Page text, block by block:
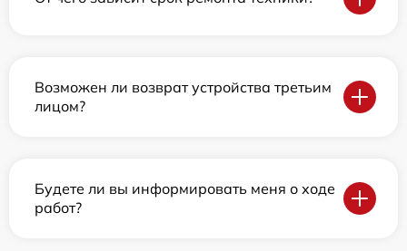
Возможен ли возврат устройства третьим
лицом?
Будете ли вы информировать меня о ходе
работ?